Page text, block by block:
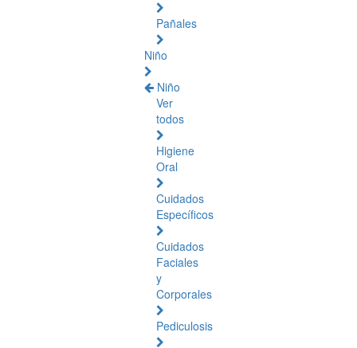
Pañales
Niño
Niño
Ver
todos
Higiene
Oral
Cuidados
Específicos
Cuidados
Faciales
y
Corporales
Pediculosis